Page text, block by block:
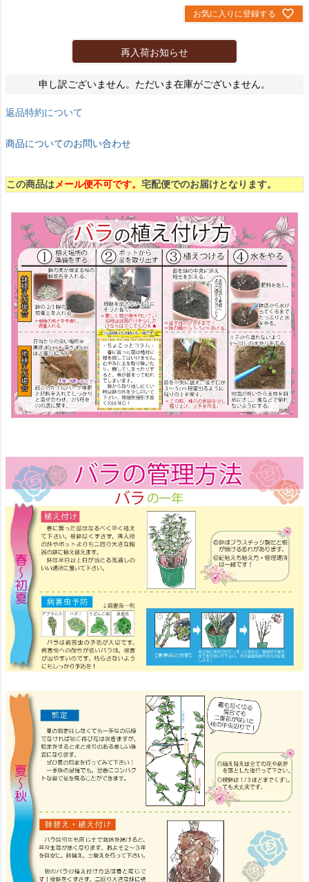
お気に入りに登録する
再入荷お知らせ
申し訳ございません。ただいま在庫がございません。
返品特約について
商品についてのお問い合わせ
この商品はメール便不可です。 宅配便でのお届けとなります。